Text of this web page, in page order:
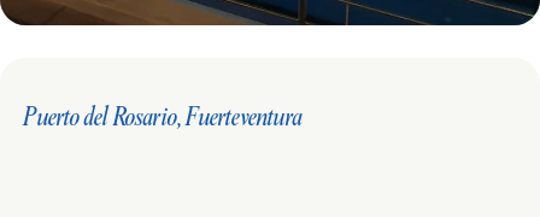
Puerto del Rosario, Fuerteventura